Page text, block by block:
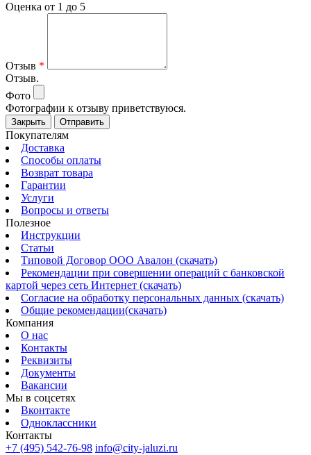
Оценка от 1 до 5
Отзыв *
Отзыв.
Фото
Фотографии к отзыву приветствуюся.
Закрыть Отправить
Покупателям
Доставка
Способы оплаты
Возврат товара
Гарантии
Услуги
Вопросы и ответы
Полезное
Инструкции
Статьи
Типовой Договор ООО Авалон (скачать)
Рекомендации при совершении операций с банковской
картой через сеть Интернет (скачать)
Согласие на обработку персональных данных (скачать)
Общие рекомендации(скачать)
Компания
О нас
Контакты
Реквизиты
Документы
Вакансии
Мы в соцсетях
Вконтакте
Одноклассники
Контакты
+7 (495) 542-76-98 info@city-jaluzi.ru